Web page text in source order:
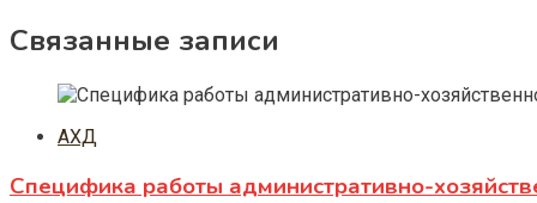
Связанные записи
АХД
Специфика работы административно-